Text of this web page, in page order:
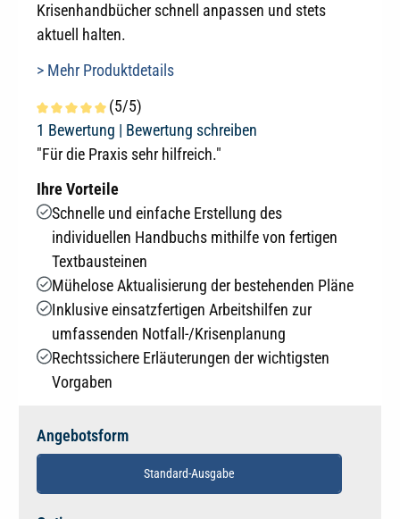
Krisenhandbücher schnell anpassen und stets
aktuell halten.
> Mehr Produktdetails
Durchschnittliche Bewertung von 5 von 5 Sternen
(5/5)
1 Bewertung | Bewertung schreiben
"Für die Praxis sehr hilfreich."
Ihre Vorteile
Schnelle und einfache Erstellung des
individuellen Handbuchs mithilfe von fertigen
Textbausteinen
Mühelose Aktualisierung der bestehenden Pläne
Inklusive einsatzfertigen Arbeitshilfen zur
umfassenden Notfall-/Krisenplanung
Rechtssichere Erläuterungen der wichtigsten
Vorgaben
Angebotsform
Standard-Ausgabe